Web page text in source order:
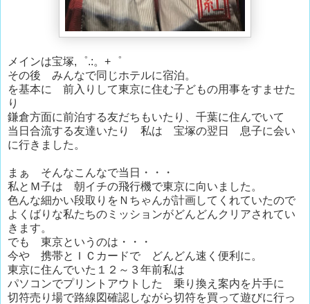
メインは宝塚,゜.:。+゜
その後 みんなで同じホテルに宿泊。
を基本に 前入りして東京に住む子どもの用事をすませた
り
鎌倉方面に前泊する友だちもいたり、千葉に住んでいて
当日合流する友達いたり 私は 宝塚の翌日 息子に会い
に行きました。
まぁ そんなこんなで当日・・・
私とＭ子は 朝イチの飛行機で東京に向いました。
色んな細かい段取りをＮちゃんが計画してくれていたので
よくばりな私たちのミッションがどんどんクリアされてい
きます。
でも 東京というのは・・・
今や 携帯とＩＣカードで どんどん速く便利に。
東京に住んでいた１２～３年前私は
パソコンでプリントアウトした 乗り換え案内を片手に
切符売り場で路線図確認しながら切符を買って遊びに行っ